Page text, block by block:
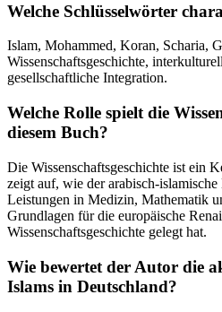
Welche Schlüsselwörter
Islam, Mohammed, Koran, Scharia,
Wissenschaftsgeschichte,
gesellschaftliche Integration.
Welche Rolle spielt die
diesem Buch?
Die Wissenschaftsgeschichte ist ein
zeigt auf, wie der arabisch-
Leistungen in Medizin, Mathematik
Grundlagen für die europäische
Wissenschaftsgeschichte gelegt hat.
Wie bewertet der Autor die
Islams in Deutschland?